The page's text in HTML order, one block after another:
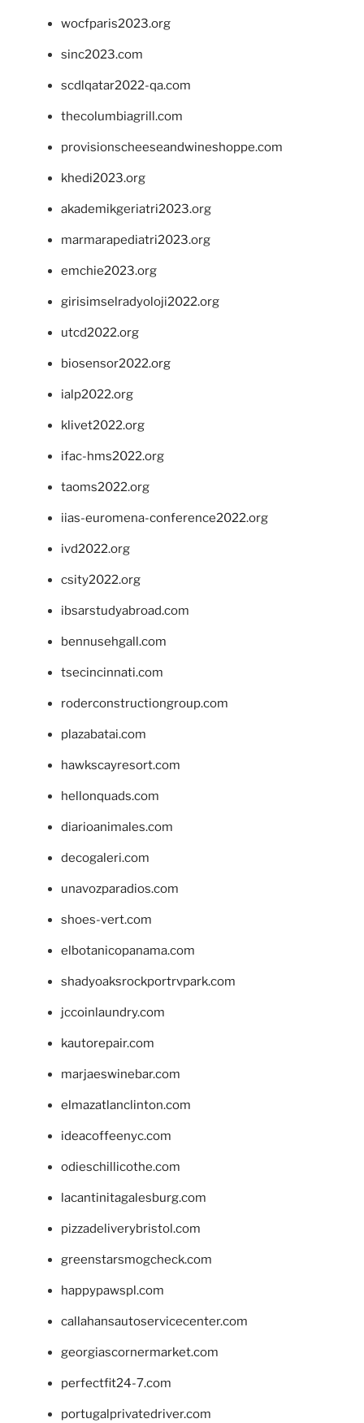
wocfparis2023.org
sinc2023.com
scdlqatar2022-qa.com
thecolumbiagrill.com
provisionscheeseandwineshoppe.com
khedi2023.org
akademikgeriatri2023.org
marmarapediatri2023.org
emchie2023.org
girisimselradyoloji2022.org
utcd2022.org
biosensor2022.org
ialp2022.org
klivet2022.org
ifac-hms2022.org
taoms2022.org
iias-euromena-conference2022.org
ivd2022.org
csity2022.org
ibsarstudyabroad.com
bennusehgall.com
tsecincinnati.com
roderconstructiongroup.com
plazabatai.com
hawkscayresort.com
hellonquads.com
diarioanimales.com
decogaleri.com
unavozparadios.com
shoes-vert.com
elbotanicopanama.com
shadyoaksrockportrvpark.com
jccoinlaundry.com
kautorepair.com
marjaeswinebar.com
elmazatlanclinton.com
ideacoffeenyc.com
odieschillicothe.com
lacantinitagalesburg.com
pizzadeliverybristol.com
greenstarsmogcheck.com
happypawspl.com
callahansautoservicecenter.com
georgiascornermarket.com
perfectfit24-7.com
portugalprivatedriver.com